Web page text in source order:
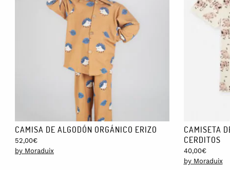
CAMISA DE ALGODÓN ORGÁNICO ERIZO
52,00€
by Moraduix
CAMISETA
CERDITOS
40,00€
by Moraduix